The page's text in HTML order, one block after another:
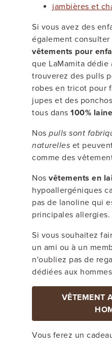
jambières et
Si vous avez des
également consulter
vêtements pour
que LaMamita
trouverez des pulls
robes en tricot pour
jupes et des
tous dans 100%
Nos pulls sont
naturelles et
comme des
Nos vêtements en
hypoallergéniques
pas de lanoline qui
principales allergies.
Si vous souhaitez
un ami ou à un
n'oubliez pas de
dédiées aux
VÊTEMENT
Vous ferez un